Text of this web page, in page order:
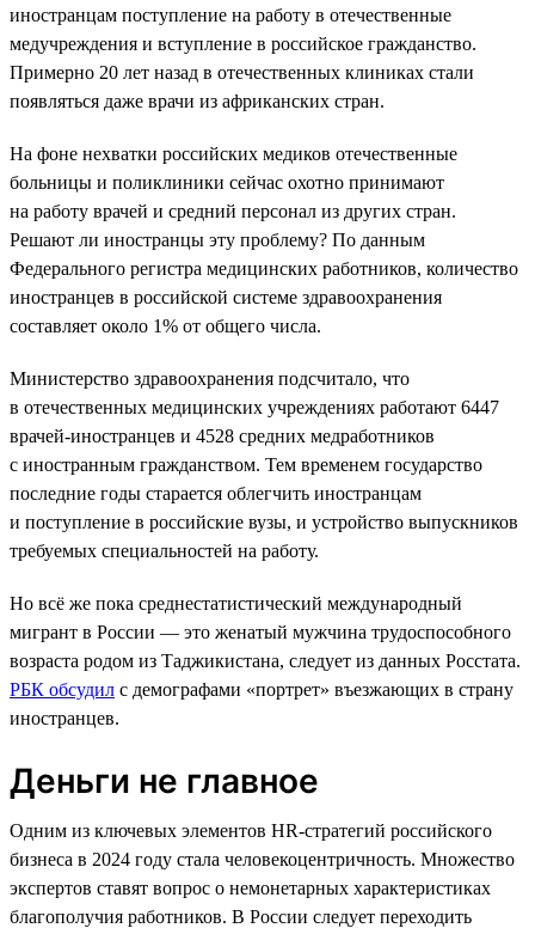
иностранцам поступление на работу в отечественные
медучреждения и вступление в российское гражданство.
Примерно 20 лет назад в отечественных клиниках стали
появляться даже врачи из африканских стран.
На фоне нехватки российских медиков отечественные
больницы и поликлиники сейчас охотно принимают
на работу врачей и средний персонал из других стран.
Решают ли иностранцы эту проблему? По данным
Федерального регистра медицинских работников, количество
иностранцев в российской системе здравоохранения
составляет около 1% от общего числа.
Министерство здравоохранения подсчитало, что
в отечественных медицинских учреждениях работают 6447
врачей-иностранцев и 4528 средних медработников
с иностранным гражданством. Тем временем государство
последние годы старается облегчить иностранцам
и поступление в российские вузы, и устройство выпускников
требуемых специальностей на работу.
Но всё же пока среднестатистический международный
мигрант в России — это женатый мужчина трудоспособного
возраста родом из Таджикистана, следует из данных Росстата.
РБК обсудил с демографами «портрет» въезжающих в страну
иностранцев.
Деньги не главное
Одним из ключевых элементов HR-стратегий российского
бизнеса в 2024 году стала человекоцентричность. Множество
экспертов ставят вопрос о немонетарных характеристиках
благополучия работников. В России следует переходить